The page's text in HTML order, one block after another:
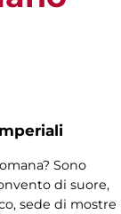
Sono
di suore,
sede di mostre